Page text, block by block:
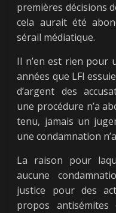
premières décisions
cela aurait été
sérail médiatique.
Il n’en est rien pour
années que LFI
d’argent des
une procédure n’a
tenu, jamais un
une condamnation
La raison pour
aucune
justice pour des
propos